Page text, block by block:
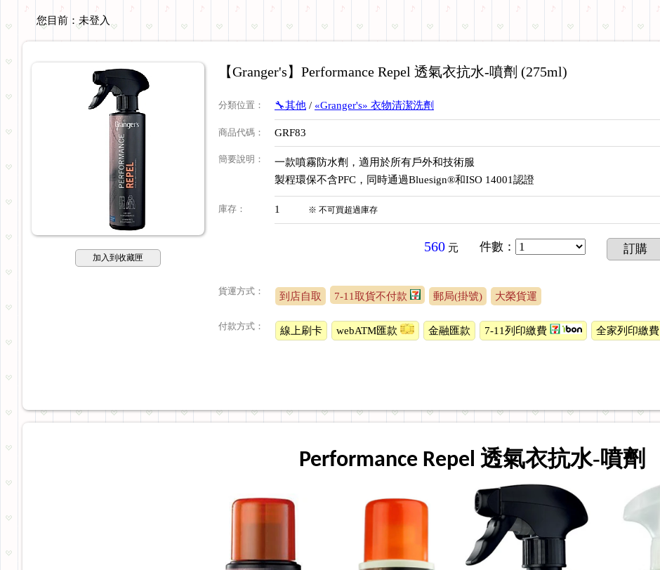
您目前： 未登入
加入到收藏匣
【Granger's】Performance Repel 透氣衣抗水-噴劑 (275ml)
分類位置 ： 🔧其他 / «Granger's» 衣物清潔洗劑
商品代碼 ： GRF83
簡要說明 ：
一款噴霧防水劑，適用於所有戶外和技術服
製程環保不含PFC，同時通過Bluesign®和ISO 14001認證
庫存 ： 1 ※ 不可買超過庫存
560 元 件數 ： 訂購
貨運方式： 到店自取 7-11取貨不付款 郵局(掛號) 大榮貨運
付款方式： 線上刷卡 webATM匯款 金融匯款 7-11列印繳費 全家列印繳費
Performance Repel 透氣衣抗水-噴劑